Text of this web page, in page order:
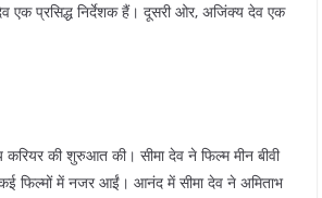
प्रसिद्ध निर्देशक हैं। दूसरी ओर, अजिंक्य देव एक
की शुरुआत की। सीमा देव ने फिल्म मीन बीवी
फिल्मों में नजर आईं। आनंद में सीमा देव ने अमिताभ